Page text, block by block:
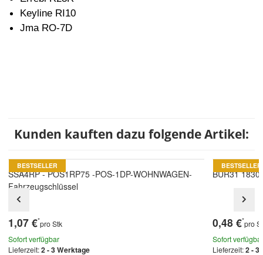
Keyline RI10
Jma RO-7D
Kunden kauften dazu folgende Artikel:
BESTSELLER
SSA4RP - POS1RP75 -POS-1DP-WOHNWAGEN-
Fahrzeugschlüssel
1,07 €*pro Stk
Sofort verfügbar
Lieferzeit:2 - 3 Werktage
BESTSELLER
BUR31
0,48 €*pro
Sofort verfügbar
Lieferzeit:2 - 3